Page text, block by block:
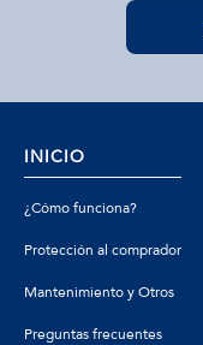
INICIO
¿Cómo funciona?
Protección al comprador
Mantenimiento y Otros
Preguntas frecuentes